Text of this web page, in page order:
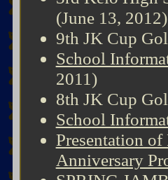
(June 13, 2012)
9th JK Cup
School
2011)
8th JK Cup
School
Presentation
Anniversary